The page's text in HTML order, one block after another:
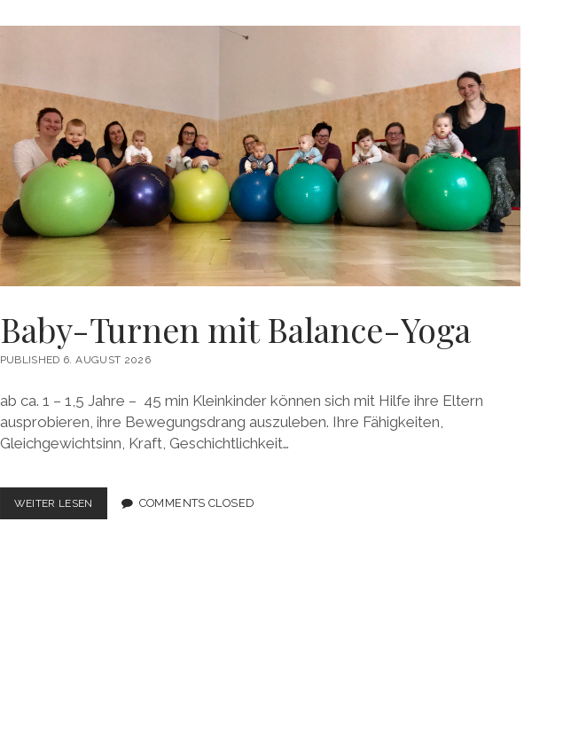
Baby-Turnen mit Balance-Yoga
PUBLISHED 6. AUGUST 2026
ab ca. 1 – 1,5 Jahre – 45 min Kleinkinder können sich mit Hilfe ihre Eltern
ausprobieren, ihre Bewegungsdrang auszuleben. Ihre Fähigkeiten,
Gleichgewichtsinn, Kraft, Geschichtlichkeit…
WEITER LESEN BABY-
TURNEN
COMMENTS CLOSED